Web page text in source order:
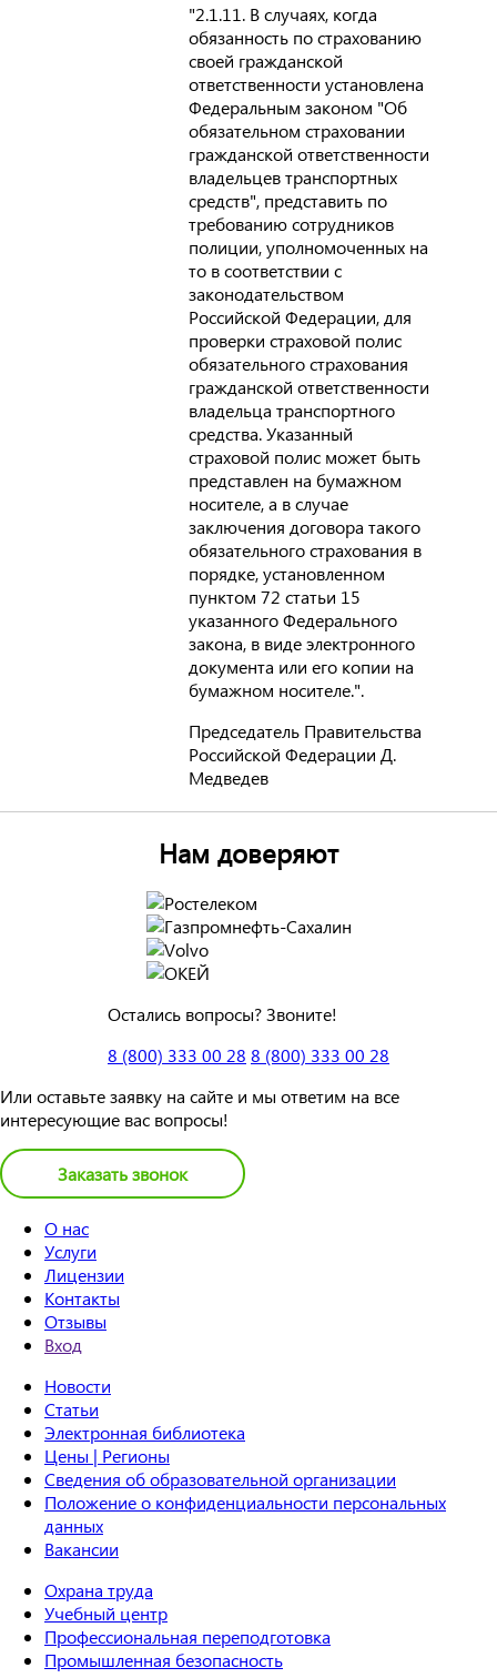
"2.1.11. В случаях, когда
обязанность по страхованию
своей гражданской
ответственности установлена
Федеральным законом "Об
обязательном страховании
гражданской ответственности
владельцев транспортных
средств", представить по
требованию сотрудников
полиции, уполномоченных на
то в соответствии с
законодательством
Российской Федерации, для
проверки страховой полис
обязательного страхования
гражданской ответственности
владельца транспортного
средства. Указанный
страховой полис может быть
представлен на бумажном
носителе, а в случае
заключения договора такого
обязательного страхования в
порядке, установленном
пунктом 72 статьи 15
указанного Федерального
закона, в виде электронного
документа или его копии на
бумажном носителе.".
Председатель Правительства
Российской Федерации Д.
Медведев
Нам доверяют
Остались вопросы? Звоните!
8 (800) 333 00 28 8 (800) 333 00 28
Или оставьте заявку на сайте и мы ответим на все
интересующие вас вопросы!
Заказать звонок
О нас
Услуги
Лицензии
Контакты
Отзывы
Вход
Новости
Статьи
Электронная библиотека
Цены | Регионы
Сведения об образовательной организации
Положение о конфиденциальности персональных
данных
Вакансии
Охрана труда
Учебный центр
Профессиональная переподготовка
Промышленная безопасность